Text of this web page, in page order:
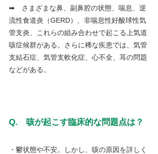
➡　さまざまな鼻、副鼻腔の状態、喘息、逆
流性食道炎（GERD）、非喘息性好酸球性気
管支炎、これらの組み合わせで起こる上気道
咳症候群がある。さらに稀な疾患では、気管
支結石症、気管支軟化症、心不全、耳の問題
などがある。
Q.　咳が起こす臨床的な問題点は？
・鬱状態や不安。しかし、咳の原因を詳しく